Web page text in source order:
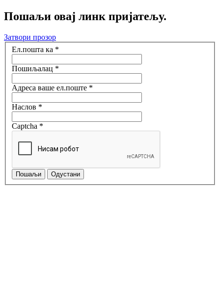
Пошаљи овај линк пријатељу.
Затвори прозор
Ел.пошта ка *
Пошиљалац *
Адреса ваше ел.поште *
Наслов *
Captcha *
Пошаљи Одустани